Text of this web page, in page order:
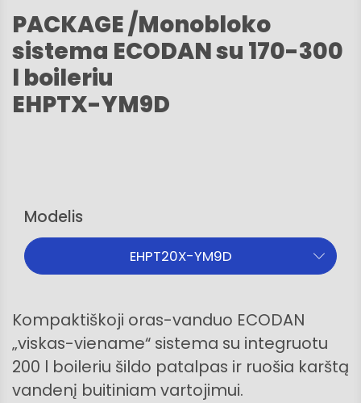
PACKAGE /Monobloko
sistema ECODAN su 170-300
l boileriu
EHPTX-YM9D
Modelis
EHPT20X-YM9D
Kompaktiškoji oras-vanduo ECODAN
„viskas-viename“ sistema su integruotu
200 l boileriu šildo patalpas ir ruošia karštą
vandenį buitiniam vartojimui.